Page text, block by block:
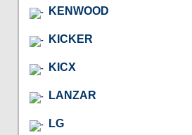
KENWOOD
KICKER
KICX
LANZAR
LG